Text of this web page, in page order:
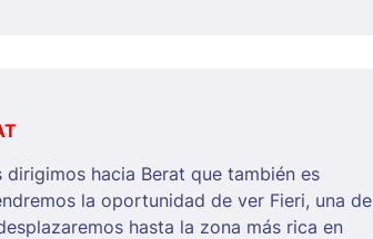
hacia Berat que también es
la oportunidad de ver Fieri, una de
hasta la zona más rica en